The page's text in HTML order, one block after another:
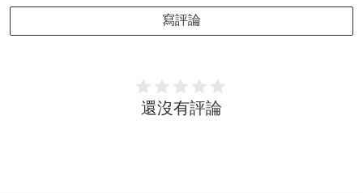
寫評論
還沒有評論